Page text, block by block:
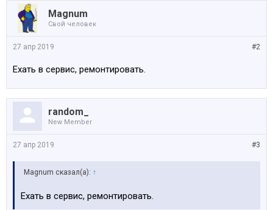
Magnum
Свой человек
#2
27 апр 2019
Ехать в сервис, ремонтировать.
random_
New Member
#3
27 апр 2019
Magnum сказал(а): ↑
Ехать в сервис, ремонтировать.